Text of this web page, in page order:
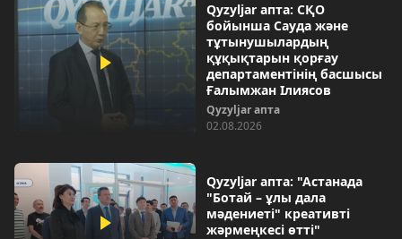
Qyzyljar апта: СҚО
бойынша Сауда және
тұтынушылардың
құқықтарын қорғау
департаментінің басшысы
Ғалымжан Ілиясов
Qyzyljar апта
02.08.2026
Qyzyljar апта: "Астанада
"Ботай – ұлы дала
мәдениеті" креативті
жәрмеңкесі өтті"